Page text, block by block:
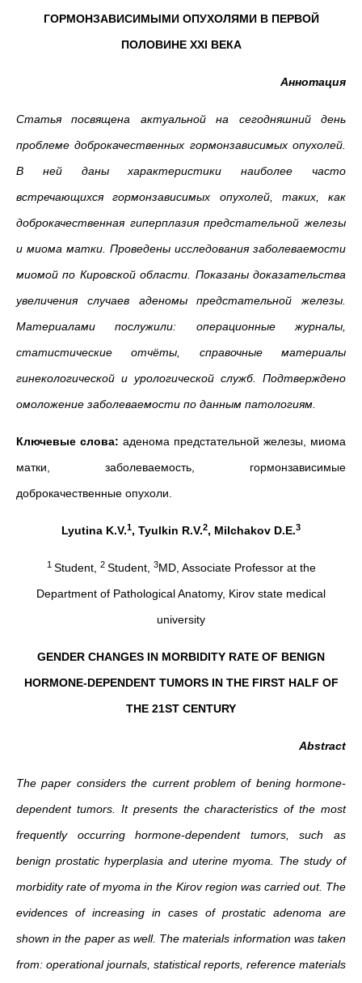
ГОРМОНЗАВИСИМЫМИ ОПУХОЛЯМИ В ПЕРВОЙ
ПОЛОВИНЕ XXI ВЕКА
Аннотация
Статья посвящена актуальной на сегодняшний день
проблеме доброкачественных гормонзависимых опухолей.
В ней даны характеристики наиболее часто
встречающихся гормонзависимых опухолей, таких, как
доброкачественная гиперплазия предстательной железы
и миома матки. Проведены исследования заболеваемости
миомой по Кировской области. Показаны доказательства
увеличения случаев аденомы предстательной железы.
Материалами послужили: операционные журналы,
статистические отчёты, справочные материалы
гинекологической и урологической служб. Подтверждено
омоложение заболеваемости по данным патологиям.
Ключевые слова: аденома предстательной железы, миома
матки, заболеваемость, гормонзависимые
доброкачественные опухоли.
Lyutina K.V.1, Tyulkin R.V.2, Milchakov D.E.3
1 Student, 2 Student, 3MD, Associate Professor at the
Department of Pathological Anatomy, Kirov state medical
university
GENDER CHANGES IN MORBIDITY RATE OF BENIGN
HORMONE-DEPENDENT TUMORS IN THE FIRST HALF OF
THE 21ST CENTURY
Abstract
The paper considers the current problem of bening hormone-
dependent tumors. It presents the characteristics of the most
frequently occurring hormone-dependent tumors, such as
benign prostatic hyperplasia and uterine myoma. The study of
morbidity rate of myoma in the Kirov region was carried out. The
evidences of increasing in cases of prostatic adenoma are
shown in the paper as well. The materials information was taken
from: operational journals, statistical reports, reference materials